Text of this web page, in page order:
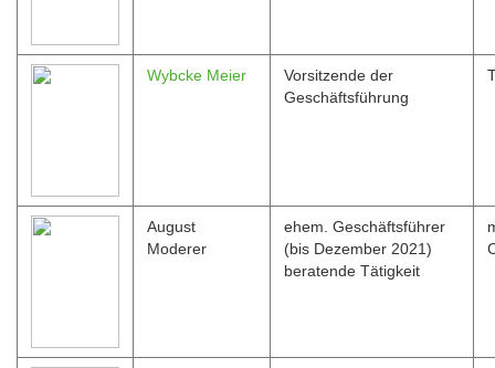
Wybcke Meier
Vorsitzende der
Geschäftsführung
August
Moderer
ehem. Geschäftsführer
(bis Dezember 2021)
beratende Tätigkeit